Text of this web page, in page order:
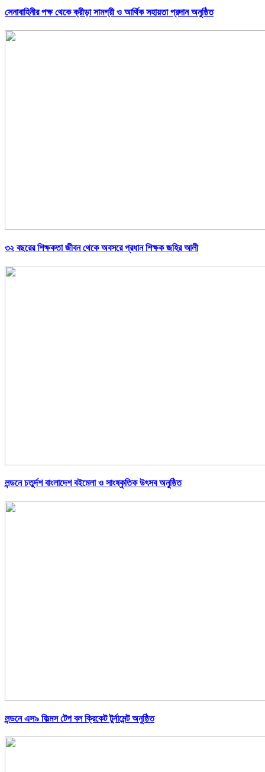
সেনাবাহিনীর পক্ষ থেকে ক্রীড়া সামগ্রী ও আর্থিক সহায়তা প্রদান অনুষ্ঠিত
৩২ বছরের শিক্ষকতা জীবন থেকে অবসরে প্রধান শিক্ষক জহির আলী
লন্ডনে চতুর্দশ বাংলাদেশ বইমেলা ও সাংষ্কৃতিক উৎসব অনুষ্ঠিত
লন্ডনে এস৯ ফিল্মস টেপ বল ক্রিকেট টুর্নামেন্ট অনুষ্ঠিত